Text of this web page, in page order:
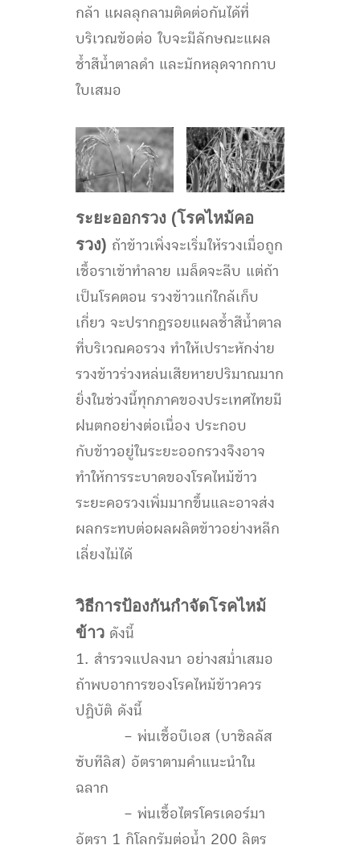
กล้า แผลลุกลามติดต่อกันได้ที่
บริเวณข้อต่อ ใบจะมีลักษณะแผล
ช้ำสีน้ำตาลดำ และมักหลุดจากกาบ
ใบเสมอ
ระยะออกรวง (โรคไหม้คอ
รวง) ถ้าข้าวเพิ่งจะเริ่มให้รวงเมื่อถูก
เชื้อราเข้าทำลาย เมล็ดจะลีบ แต่ถ้า
เป็นโรคตอน รวงข้าวแก่ใกล้เก็บ
เกี่ยว จะปรากฏรอยแผลช้ำสีน้ำตาล
ที่บริเวณคอรวง ทำให้เปราะหักง่าย
รวงข้าวร่วงหล่นเสียหายปริมาณมาก
ยิ่งในช่วงนี้ทุกภาคของประเทศไทยมี
ฝนตกอย่างต่อเนื่อง ประกอบ
กับข้าวอยู่ในระยะออกรวงจึงอาจ
ทำให้การระบาดของโรคไหม้ข้าว
ระยะคอรวงเพิ่มมากขึ้นและอาจส่ง
ผลกระทบต่อผลผลิตข้าวอย่างหลีก
เลี่ยงไม่ได้
วิธีการป้องกันกำจัดโรคไหม้
ข้าว ดังนี้
1. สำรวจแปลงนา อย่างสม่ำเสมอ
ถ้าพบอาการของโรคไหม้ข้าวควร
ปฏิบัติ ดังนี้
– พ่นเชื้อบีเอส (บาซิลลัส
ซับทีลิส) อัตราตามคำแนะนำใน
ฉลาก
– พ่นเชื้อไตรโครเดอร์มา
อัตรา 1 กิโลกรัมต่อน้ำ 200 ลิตร